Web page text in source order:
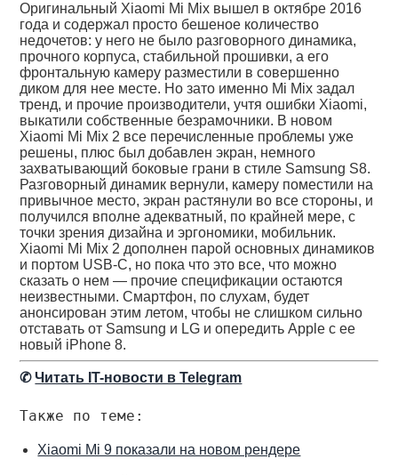
Оригинальный Xiaomi Mi Mix вышел в октябре 2016
года и содержал просто бешеное количество
недочетов: у него не было разговорного динамика,
прочного корпуса, стабильной прошивки, а его
фронтальную камеру разместили в совершенно
диком для нее месте. Но зато именно Mi Mix задал
тренд, и прочие производители, учтя ошибки Xiaomi,
выкатили собственные безрамочники. В новом
Xiaomi Mi Mix 2 все перечисленные проблемы уже
решены, плюс был добавлен экран, немного
захватывающий боковые грани в стиле Samsung S8.
Разговорный динамик вернули, камеру поместили на
привычное место, экран растянули во все стороны, и
получился вполне адекватный, по крайней мере, с
точки зрения дизайна и эргономики, мобильник.
Xiaomi Mi Mix 2 дополнен парой основных динамиков
и портом USB-C, но пока что это все, что можно
сказать о нем — прочие спецификации остаются
неизвестными. Смартфон, по слухам, будет
анонсирован этим летом, чтобы не слишком сильно
отставать от Samsung и LG и опередить Apple с ее
новый iPhone 8.
✆Читать IT-новости в Telegram
Также по теме:
Xiaomi Mi 9 показали на новом рендере